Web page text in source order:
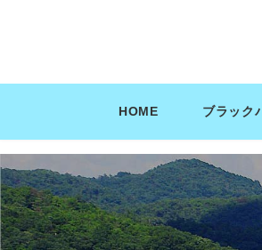
ン
ス
キ
ッ
プ
ー
ン
に
移
動
HOME ブラック